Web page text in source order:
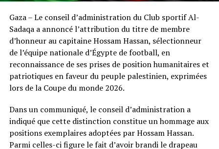
Gaza – Le conseil d’administration du Club sportif Al-
Sadaqa a annoncé l’attribution du titre de membre
d’honneur au capitaine Hossam Hassan, sélectionneur
de l’équipe nationale d’Égypte de football, en
reconnaissance de ses prises de position humanitaires et
patriotiques en faveur du peuple palestinien, exprimées
lors de la Coupe du monde 2026.
Dans un communiqué, le conseil d’administration a
indiqué que cette distinction constitue un hommage aux
positions exemplaires adoptées par Hossam Hassan.
Parmi celles-ci figure le fait d’avoir brandi le drapeau